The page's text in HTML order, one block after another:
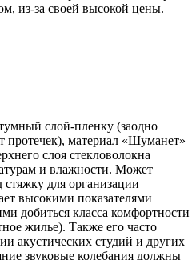
из-за своей высокой цены.
слой-пленку (заодно
протечек), материал «Шуманет»
слоя стекловолокна
и влажности. Может
стяжку для организации
высокими показателями
добиться класса комфортности
жилье). Также его часто
акустических студий и других
звуковые колебания должны